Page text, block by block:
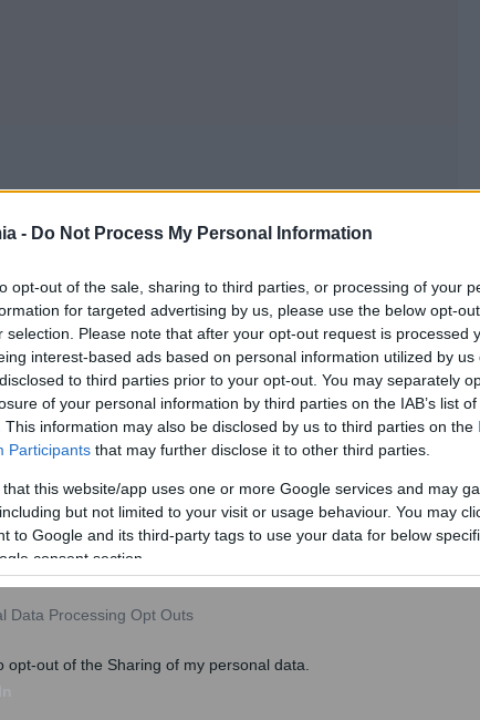
- Do Not Process My Personal Information
opt-out of the sale, sharing to third parties, or processing of your
for targeted advertising by us, please use the below opt-
selection. Please note that after your opt-out request is processed
interest-based ads based on personal information utilized by us
to third parties prior to your opt-out. You may separately
of your personal information by third parties on the IAB’s list
This information may also be disclosed by us to third parties on the
Participants that may further disclose it to other third parties.
that this website/app uses one or more Google services and may
but not limited to your visit or usage behaviour. You may
to Google and its third-party tags to use your data for below
consent section.
Data Processing Opt Outs
opt-out of the Sharing of my personal data.
σε
πρωτογενούς πλεονάσματος 5.757 εκατ.
για πρωτογενές πλεόνασμα 3.074